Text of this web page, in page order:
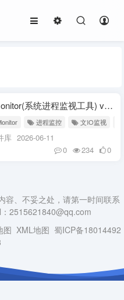
Process Monitor(系统进程监视工具) v4.03 绿色版
进程监控 文IO监视
库 2026-06-11
0
234 0
容、不妥之处，请第一时间联系
2515621840@qq.com
图 XML地图 蜀ICP备18014492